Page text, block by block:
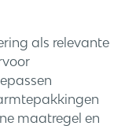
als relevante
maatregel en